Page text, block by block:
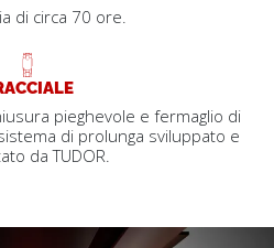
di circa 70 ore.
pieghevole e fermaglio di
di prolunga sviluppato e
da TUDOR.